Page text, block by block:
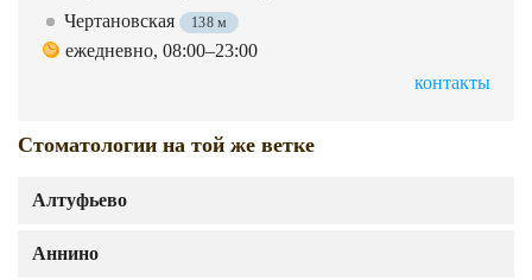
Чертановская
138 м
ежедневно, 08:00–23:00
контакты
Стоматологии на той же ветке
Алтуфьево
Аннино